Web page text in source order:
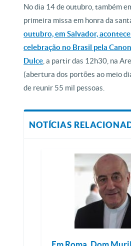
No dia 14 de outubro, também
primeira missa em honra da
outubro, em Salvador,
celebração no Brasil pela
Dulce , a partir das 12h30, na
(abertura dos portões ao meio
de reunir 55 mil pessoas.
NOTÍCIAS